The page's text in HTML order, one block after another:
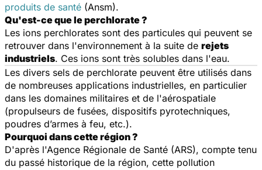
produits de santé (Ansm).
Qu'est-ce que le perchlorate ?
Les ions perchlorates sont des particules qui peuvent se
retrouver dans l'environnement à la suite de rejets
industriels. Ces ions sont très solubles dans l'eau.
Les divers sels de perchlorate peuvent être utilisés dans
de nombreuses applications industrielles, en particulier
dans les domaines militaires et de l'aérospatiale
(propulseurs de fusées, dispositifs pyrotechniques,
poudres d’armes à feu, etc.).
Pourquoi dans cette région ?
D'après l'Agence Régionale de Santé (ARS), compte tenu
du passé historique de la région, cette pollution